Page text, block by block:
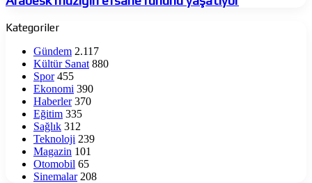
ruhunu
yaşatıyor
Kategoriler
Gündem 2.117
Kültür Sanat 880
Spor 455
Ekonomi 390
Haberler 370
Eğitim 335
Sağlık 312
Teknoloji 239
Magazin 101
Otomobil 65
Sinemalar 208